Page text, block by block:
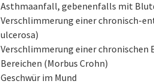
Asthmaanfall, gebenenfalls mit
Verschlimmerung einer chronisch-
ulcerosa)
Verschlimmerung einer chronischen
Bereichen (Morbus Crohn)
Geschwür im Mund